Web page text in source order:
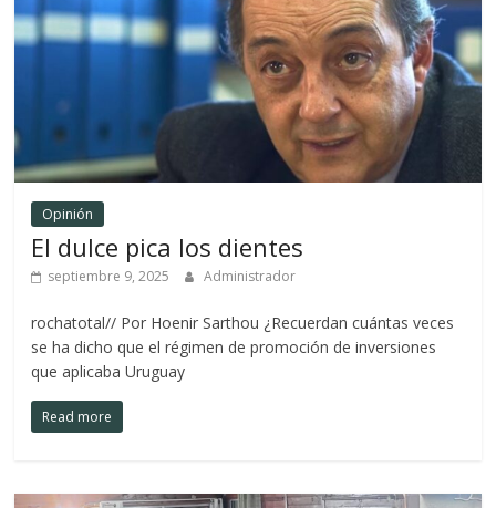
Opinión
El dulce pica los dientes
septiembre 9, 2025 Administrador
rochatotal// Por Hoenir Sarthou ¿Recuerdan cuántas veces
se ha dicho que el régimen de promoción de inversiones
que aplicaba Uruguay
Read more